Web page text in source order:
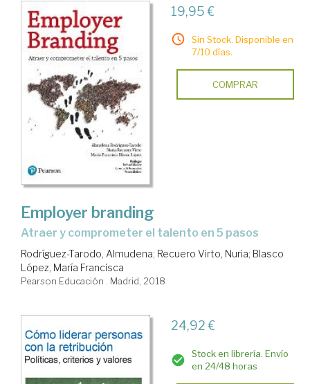
19,95 €
Sin Stock. Disponible en
7/10 días.
COMPRAR
Employer branding
atraer y comprometer el talento en 5 pasos
Rodríguez-Tarodo, Almudena; Recuero Virto, Nuria; Blasco
López, María Francisca
Pearson Educación . Madrid, 2018
24,92 €
Stock en librería. Envío
en 24/48 horas